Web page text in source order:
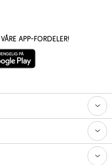
app-fordeler!